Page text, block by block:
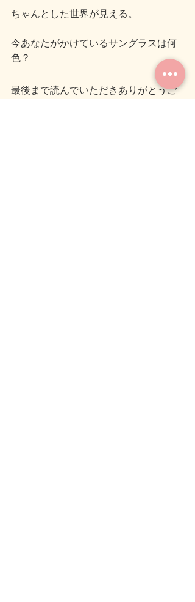
ちゃんとした世界が見える。
今あなたがかけているサングラスは何
色？
最後まで読んでいただきありがとうご